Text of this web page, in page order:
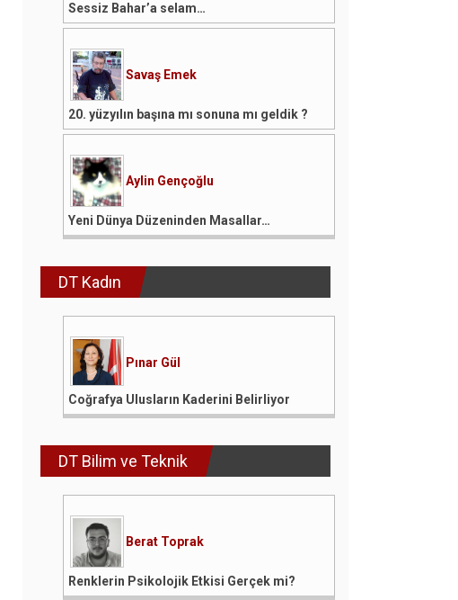
Sessiz Bahar’a selam…
Savaş Emek
20. yüzyılın başına mı sonuna mı geldik ?
Aylin Gençoğlu
Yeni Dünya Düzeninden Masallar…
DT Kadın
Pınar Gül
Coğrafya Ulusların Kaderini Belirliyor
DT Bilim ve Teknik
Berat Toprak
Renklerin Psikolojik Etkisi Gerçek mi?